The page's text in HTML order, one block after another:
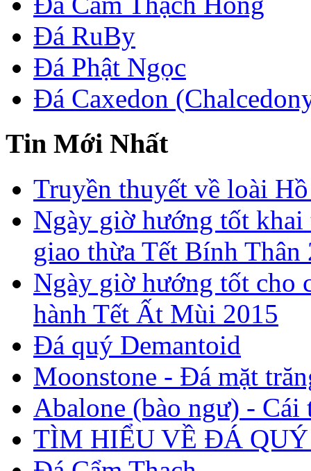
Đá RuBy
Đá Phật Ngọc
Đá Caxedon
Tin Mới Nhất
Truyền thuyết về loài
Ngày giờ hướng tốt
giao thừa Tết Bính Thân
Ngày giờ hướng tốt cho
hành Tết Ất Mùi 2015
Đá quý Demantoid
Moonstone - Đá mặt
Abalone (bào ngư) - Cái
TÌM HIỂU VỀ ĐÁ QUÝ